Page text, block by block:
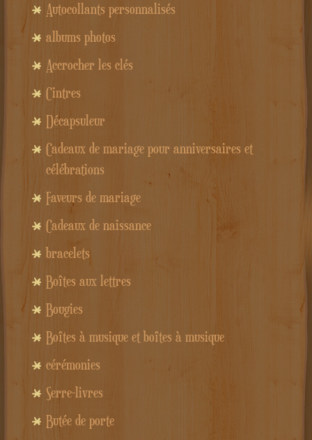
Autocollants personnalisés
albums photos
Accrocher les clés
Cintres
Décapsuleur
Cadeaux de mariage pour anniversaires et
célébrations
Faveurs de mariage
Cadeaux de naissance
bracelets
Boîtes aux lettres
Bougies
Boîtes à musique et boîtes à musique
cérémonies
Serre-livres
Butée de porte